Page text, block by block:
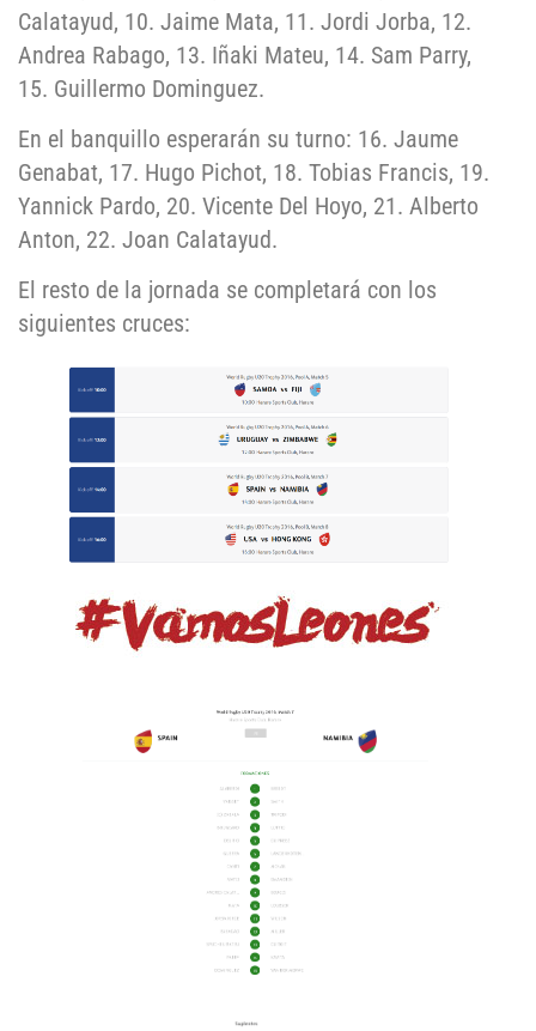
Calatayud, 10. Jaime Mata, 11. Jordi Jorba, 12.
Andrea Rabago, 13. Iñaki Mateu, 14. Sam Parry,
15. Guillermo Dominguez.
En el banquillo esperarán su turno: 16. Jaume
Genabat, 17. Hugo Pichot, 18. Tobias Francis, 19.
Yannick Pardo, 20. Vicente Del Hoyo, 21. Alberto
Anton, 22. Joan Calatayud.
El resto de la jornada se completará con los
siguientes cruces: